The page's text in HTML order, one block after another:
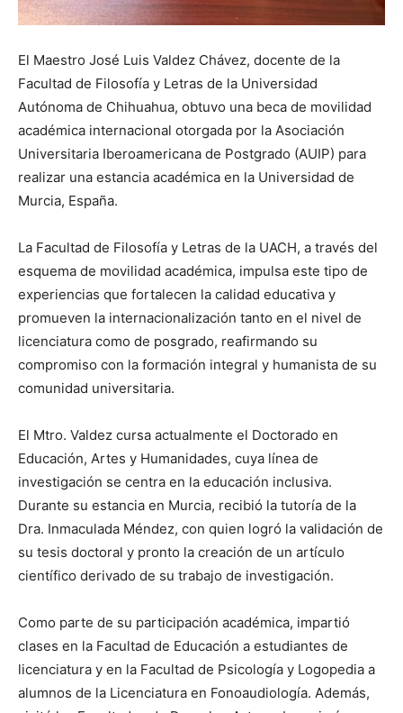
El Maestro José Luis Valdez Chávez, docente de la
Facultad de Filosofía y Letras de la Universidad
Autónoma de Chihuahua, obtuvo una beca de movilidad
académica internacional otorgada por la Asociación
Universitaria Iberoamericana de Postgrado (AUIP) para
realizar una estancia académica en la Universidad de
Murcia, España.
La Facultad de Filosofía y Letras de la UACH, a través del
esquema de movilidad académica, impulsa este tipo de
experiencias que fortalecen la calidad educativa y
promueven la internacionalización tanto en el nivel de
licenciatura como de posgrado, reafirmando su
compromiso con la formación integral y humanista de su
comunidad universitaria.
El Mtro. Valdez cursa actualmente el Doctorado en
Educación, Artes y Humanidades, cuya línea de
investigación se centra en la educación inclusiva.
Durante su estancia en Murcia, recibió la tutoría de la
Dra. Inmaculada Méndez, con quien logró la validación de
su tesis doctoral y pronto la creación de un artículo
científico derivado de su trabajo de investigación.
Como parte de su participación académica, impartió
clases en la Facultad de Educación a estudiantes de
licenciatura y en la Facultad de Psicología y Logopedia a
alumnos de la Licenciatura en Fonoaudiología. Además,